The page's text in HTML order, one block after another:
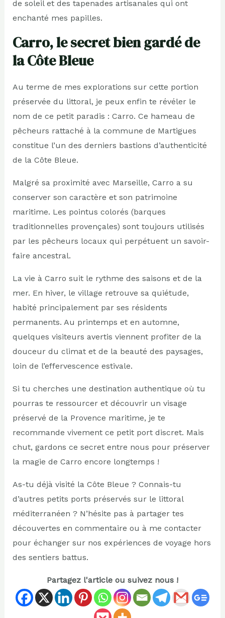
de soleil et des tapenades artisanales qui ont
enchanté mes papilles.
Carro, le secret bien gardé de
la Côte Bleue
Au terme de mes explorations sur cette portion
préservée du littoral, je peux enfin te révéler le
nom de ce petit paradis : Carro. Ce hameau de
pêcheurs rattaché à la commune de Martigues
constitue l’un des derniers bastions d’authenticité
de la Côte Bleue.
Malgré sa proximité avec Marseille, Carro a su
conserver son caractère et son patrimoine
maritime. Les pointus colorés (barques
traditionnelles provençales) sont toujours utilisés
par les pêcheurs locaux qui perpétuent un savoir-
faire ancestral.
La vie à Carro suit le rythme des saisons et de la
mer. En hiver, le village retrouve sa quiétude,
habité principalement par ses résidents
permanents. Au printemps et en automne,
quelques visiteurs avertis viennent profiter de la
douceur du climat et de la beauté des paysages,
loin de l’effervescence estivale.
Si tu cherches une destination authentique où tu
pourras te ressourcer et découvrir un visage
préservé de la Provence maritime, je te
recommande vivement ce petit port discret. Mais
chut, gardons ce secret entre nous pour préserver
la magie de Carro encore longtemps !
As-tu déjà visité la Côte Bleue ? Connais-tu
d’autres petits ports préservés sur le littoral
méditerranéen ? N’hésite pas à partager tes
découvertes en commentaire ou à me contacter
pour échanger sur nos expériences de voyage hors
des sentiers battus.
Partagez l'article ou suivez nous !